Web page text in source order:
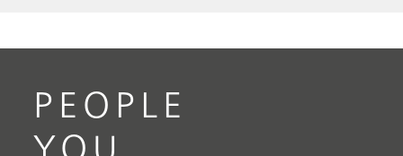
PEOPLE